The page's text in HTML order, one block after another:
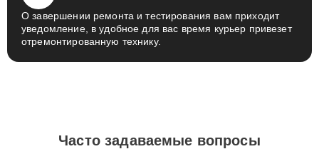
О завершении ремонта и тестирования вам приходит
уведомление, в удобное для вас время курьер привезет
отремонтированную технику.
Часто задаваемые вопросы